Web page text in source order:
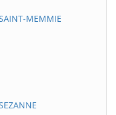
MEMMIE